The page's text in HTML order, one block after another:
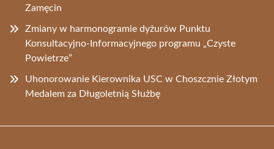
Zamęcin
Zmiany w harmonogramie dyżurów Punktu
Konsultacyjno-Informacyjnego programu „Czyste
Powietrze”
Uhonorowanie Kierownika USC w Choszcznie Złotym
Medalem za Długoletnią Służbę